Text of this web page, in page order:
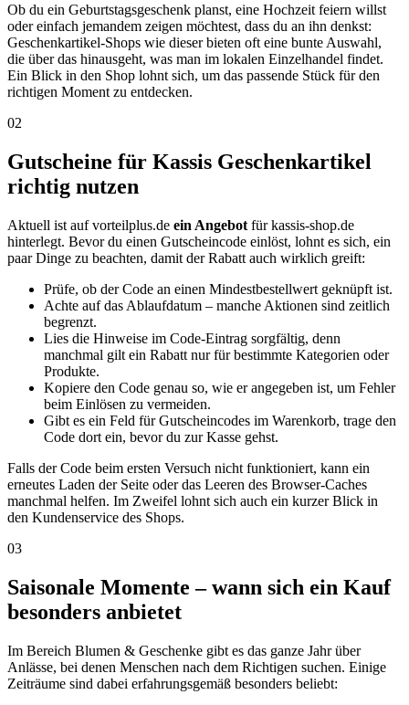
Ob du ein Geburtstagsgeschenk planst, eine Hochzeit feiern willst
oder einfach jemandem zeigen möchtest, dass du an ihn denkst:
Geschenkartikel-Shops wie dieser bieten oft eine bunte Auswahl,
die über das hinausgeht, was man im lokalen Einzelhandel findet.
Ein Blick in den Shop lohnt sich, um das passende Stück für den
richtigen Moment zu entdecken.
02
Gutscheine für Kassis Geschenkartikel
richtig nutzen
Aktuell ist auf vorteilplus.de ein Angebot für kassis-shop.de
hinterlegt. Bevor du einen Gutscheincode einlöst, lohnt es sich, ein
paar Dinge zu beachten, damit der Rabatt auch wirklich greift:
Prüfe, ob der Code an einen Mindestbestellwert geknüpft ist.
Achte auf das Ablaufdatum – manche Aktionen sind zeitlich
begrenzt.
Lies die Hinweise im Code-Eintrag sorgfältig, denn
manchmal gilt ein Rabatt nur für bestimmte Kategorien oder
Produkte.
Kopiere den Code genau so, wie er angegeben ist, um Fehler
beim Einlösen zu vermeiden.
Gibt es ein Feld für Gutscheincodes im Warenkorb, trage den
Code dort ein, bevor du zur Kasse gehst.
Falls der Code beim ersten Versuch nicht funktioniert, kann ein
erneutes Laden der Seite oder das Leeren des Browser-Caches
manchmal helfen. Im Zweifel lohnt sich auch ein kurzer Blick in
den Kundenservice des Shops.
03
Saisonale Momente – wann sich ein Kauf
besonders anbietet
Im Bereich Blumen & Geschenke gibt es das ganze Jahr über
Anlässe, bei denen Menschen nach dem Richtigen suchen. Einige
Zeiträume sind dabei erfahrungsgemäß besonders beliebt: